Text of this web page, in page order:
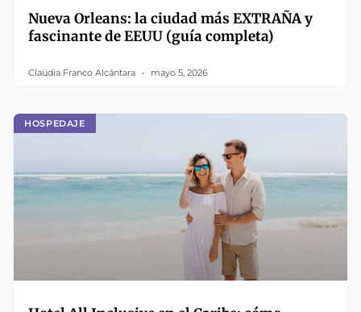
Nueva Orleans: la ciudad más EXTRAÑA y
fascinante de EEUU (guía completa)
Claudia Franco Alcántara mayo 5, 2026
HOSPEDAJE